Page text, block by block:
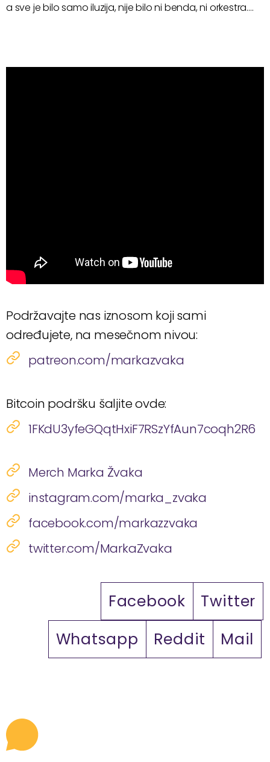
a sve je bilo samo iluzija, nije bilo ni benda, ni orkestra….
Podržavajte nas iznosom koji sami
određujete, na mesečnom nivou:
patreon.com/markazvaka
Bitcoin podršku šaljite ovde:
1FKdU3yfeGQqtHxiF7RSzYfAun7coqh2R6
Merch Marka Žvaka
instagram.com/marka_zvaka
facebook.com/markazzvaka
twitter.com/MarkaZvaka
Facebook
Twitter
Whatsapp
Reddit Mail